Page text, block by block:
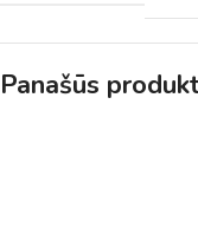
Panašūs